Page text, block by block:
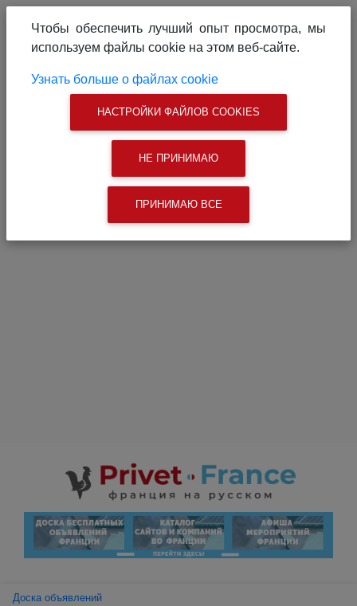
Связаться с нами
Поиск
Доска объявлений
Чтобы обеспечить лучший опыт просмотра, мы
используем файлы cookie на этом веб-сайте.
Узнать больше о файлах cookie